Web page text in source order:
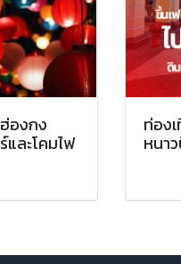
องกง
ละโคมไฟ
ท่อง
หนา